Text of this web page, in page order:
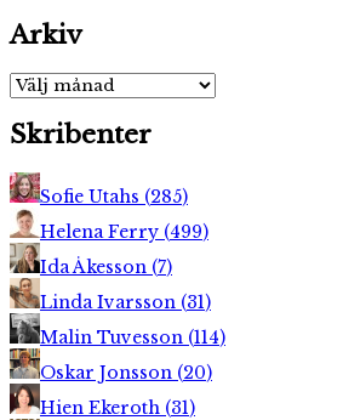
Arkiv
Arkiv
Skribenter
Sofie Utahs (285)
Helena Ferry (499)
Ida Åkesson (7)
Linda Ivarsson (31)
Malin Tuvesson (114)
Oskar Jonsson (20)
Hien Ekeroth (31)